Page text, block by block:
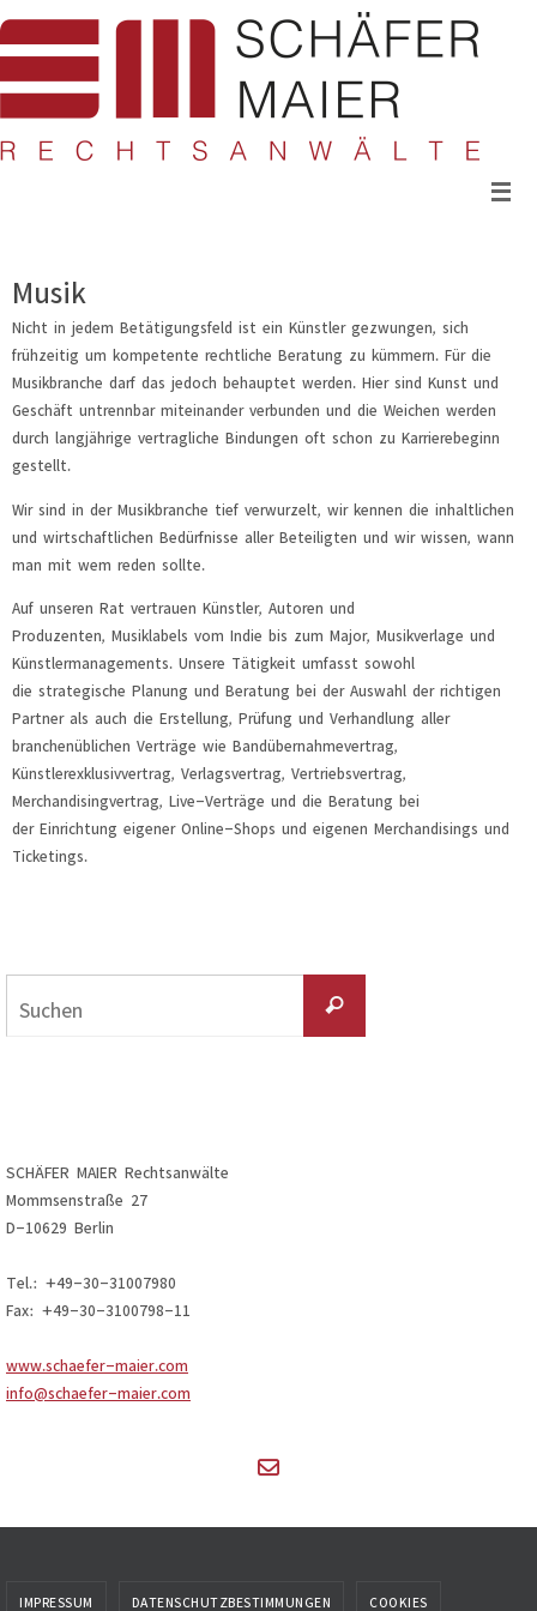
Inhalt
Musik
Nicht in jedem Betätigungsfeld ist ein Künstler gezwungen, sich
frühzeitig um kompetente rechtliche Beratung zu kümmern. Für die
Musikbranche darf das jedoch behauptet werden. Hier sind Kunst und
Geschäft untrennbar miteinander verbunden und die Weichen werden
durch langjährige vertragliche Bindungen oft schon zu Karrierebeginn
gestellt.
Wir sind in der Musikbranche tief verwurzelt, wir kennen die inhaltlichen
und wirtschaftlichen Bedürfnisse aller Beteiligten und wir wissen, wann
man mit wem reden sollte.
Auf unseren Rat vertrauen Künstler, Autoren und
Produzenten, Musiklabels vom Indie bis zum Major, Musikverlage und
Künstlermanagements. Unsere Tätigkeit umfasst sowohl
die strategische Planung und Beratung bei der Auswahl der richtigen
Partner als auch die Erstellung, Prüfung und Verhandlung aller
branchenüblichen Verträge wie Bandübernahmevertrag,
Künstlerexklusivvertrag, Verlagsvertrag, Vertriebsvertrag,
Merchandisingvertrag, Live-Verträge und die Beratung bei
der Einrichtung eigener Online-Shops und eigenen Merchandisings und
Ticketings.
Suchen
SCHÄFER MAIER Rechtsanwälte
Mommsenstraße 27
D-10629 Berlin
Tel.: +49-30-31007980
Fax: +49-30-3100798-11
www.schaefer-maier.com
info@schaefer-maier.com
IMPRESSUM DATENSCHUTZBESTIMMUNGEN COOKIES